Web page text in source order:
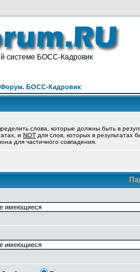
системе БОСС-Кадровик
Форум. БОСС-Кадровик
слова, которые должны быть в
и NOT для слов, которых в результатах
для частичного совпадения.